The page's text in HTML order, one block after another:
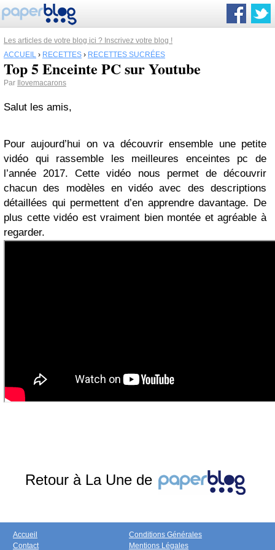
Les articles de votre blog ici ? Inscrivez votre blog !
ACCUEIL › RECETTES › RECETTES SUCRÉES
Top 5 Enceinte PC sur Youtube
Par Ilovemacarons
Salut les amis,
Pour aujourd’hui on va découvrir ensemble une petite
vidéo qui rassemble les meilleures enceintes pc de
l’année 2017. Cette vidéo nous permet de découvrir
chacun des modèles en vidéo avec des descriptions
détaillées qui permettent d’en apprendre davantage. De
plus cette vidéo est vraiment bien montée et agréable à
regarder.
Retour à La Une de
Accueil
Contact
Conditions Générales
Mentions Légales